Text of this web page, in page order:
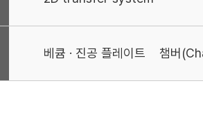
베큠 · 진공 플레이트 챔버